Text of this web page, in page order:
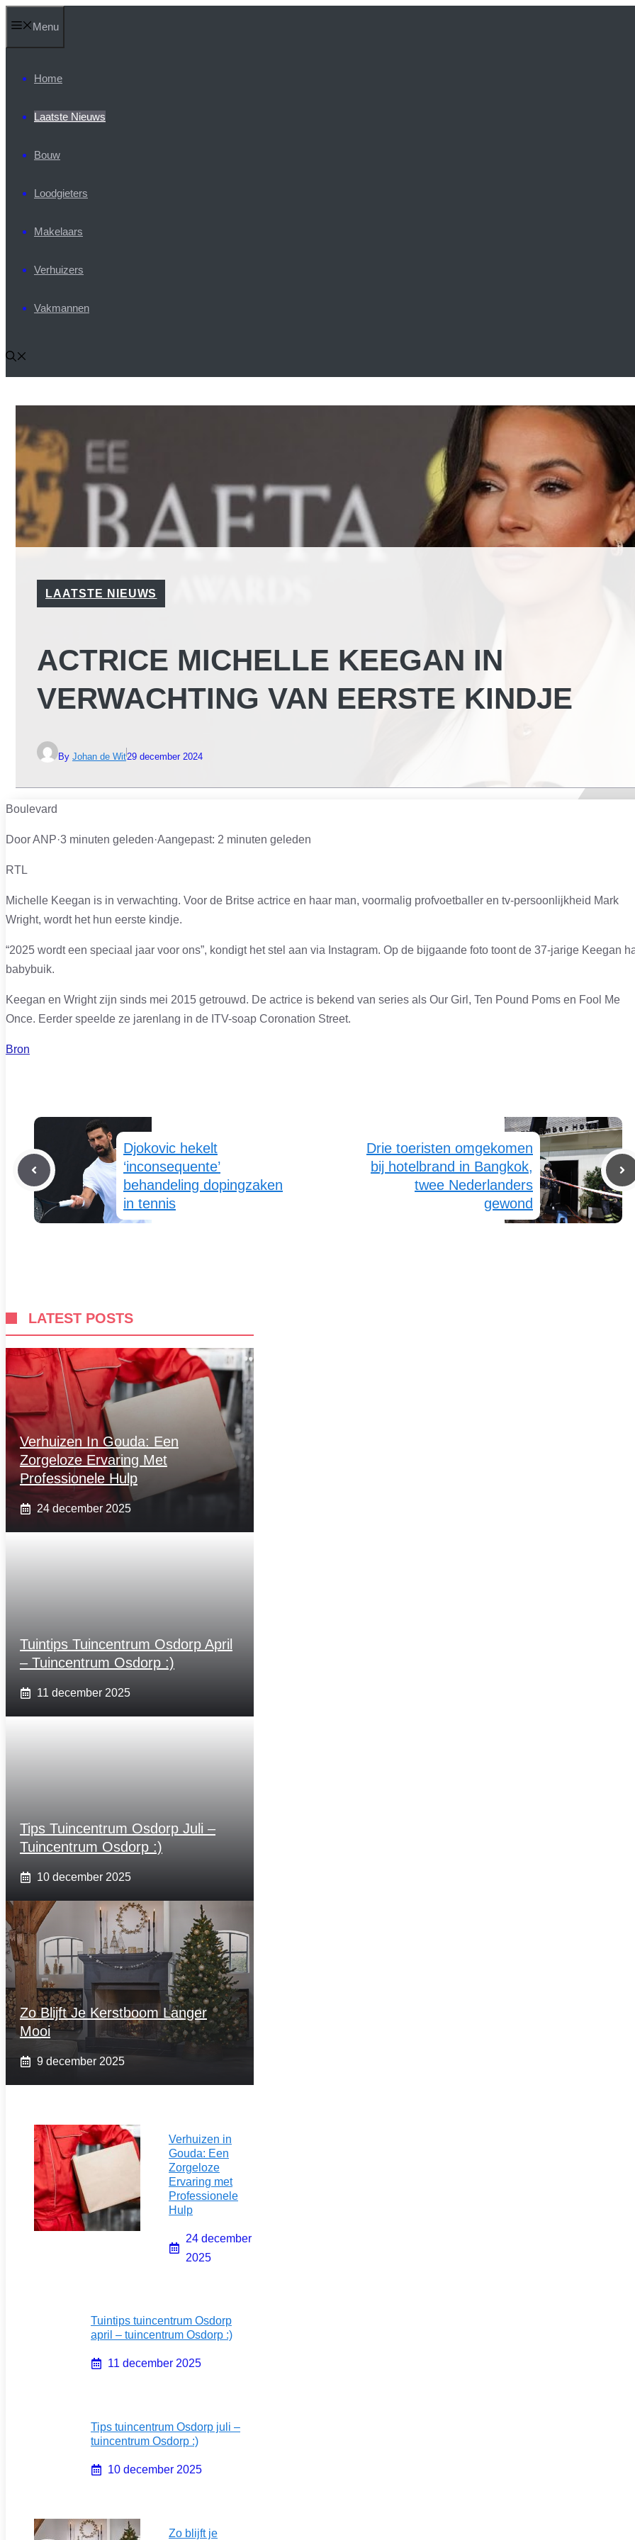
inhoud
Menu
Home
Laatste Nieuws
Bouw
Loodgieters
Makelaars
Verhuizers
Vakmannen
LAATSTE NIEUWS
ACTRICE MICHELLE KEEGAN IN
VERWACHTING VAN EERSTE KINDJE
By Johan de Wit29 december 2024
Boulevard
Door ANP·3 minuten geleden·Aangepast: 2 minuten geleden
RTL
Michelle Keegan is in verwachting. Voor de Britse actrice en haar man, voormalig profvoetballer en tv-persoonlijkheid Mark
Wright, wordt het hun eerste kindje.
“2025 wordt een speciaal jaar voor ons”, kondigt het stel aan via Instagram. Op de bijgaande foto toont de 37-jarige Keegan
babybuik.
Keegan en Wright zijn sinds mei 2015 getrouwd. De actrice is bekend van series als Our Girl, Ten Pound Poms en Fool Me
Once. Eerder speelde ze jarenlang in de ITV-soap Coronation Street.
Bron
Djokovic hekelt
‘inconsequente’
behandeling dopingzaken
in tennis
Drie toeristen omgekomen
bij hotelbrand in Bangkok,
twee Nederlanders
gewond
LATEST POSTS
Verhuizen In Gouda: Een
Zorgeloze Ervaring Met
Professionele Hulp
24 december 2025
Tuintips Tuincentrum Osdorp April
– Tuincentrum Osdorp :)
11 december 2025
Tips Tuincentrum Osdorp Juli –
Tuincentrum Osdorp :)
10 december 2025
Zo Blijft Je Kerstboom Langer
Mooi
9 december 2025
Verhuizen in
Gouda: Een
Zorgeloze
Ervaring met
Professionele
Hulp
24 december
2025
Tuintips tuincentrum Osdorp
april – tuincentrum Osdorp :)
11 december 2025
Tips tuincentrum Osdorp juli –
tuincentrum Osdorp :)
10 december 2025
Zo blijft je